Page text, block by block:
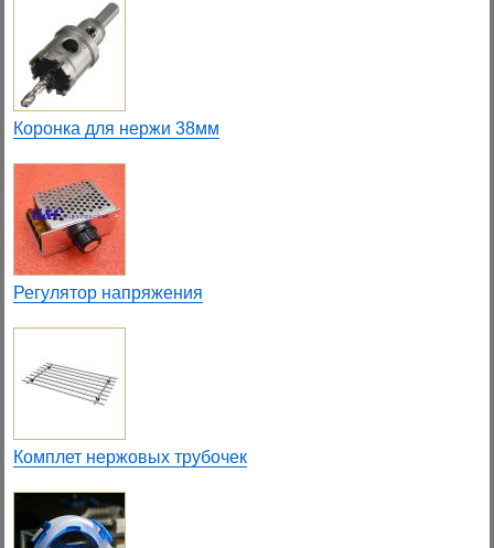
Коронка для нержи 38мм
Регулятор напряжения
Комплет нержовых трубочек